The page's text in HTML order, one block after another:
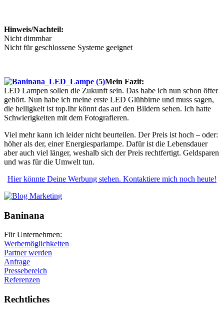
Hinweis/Nachteil:
Nicht dimmbar
Nicht für geschlossene Systeme geeignet
Mein Fazit:
LED Lampen sollen die Zukunft sein. Das habe ich nun schon öfter
gehört. Nun habe ich meine erste LED Glühbirne und muss sagen,
die helligkeit ist top.Ihr könnt das auf den Bildern sehen. Ich hatte
Schwierigkeiten mit dem Fotografieren.
Viel mehr kann ich leider nicht beurteilen. Der Preis ist hoch – oder:
höher als der, einer Energiesparlampe. Dafür ist die Lebensdauer
aber auch viel länger, weshalb sich der Preis rechtfertigt. Geldsparen
und was für die Umwelt tun.
Hier könnte Deine Werbung stehen. Kontaktiere mich noch heute!
Baninana
Für Unternehmen:
Werbemöglichkeiten
Partner werden
Anfrage
Pressebereich
Referenzen
Rechtliches